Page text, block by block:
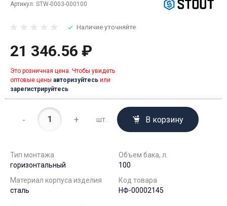
Артикул: STW-0003-000100
Наличие уточняйте
21 346.56 ₽
Это розничная цена. Чтобы увидеть
оптовые цены авторизуйтесь или
зарегистрируйтесь
- + шт. В корзину
Тип монтажа
горизонтальный
Объем бака, л.
100
Материал корпуса изделия
сталь
Код товара
НФ-00002145